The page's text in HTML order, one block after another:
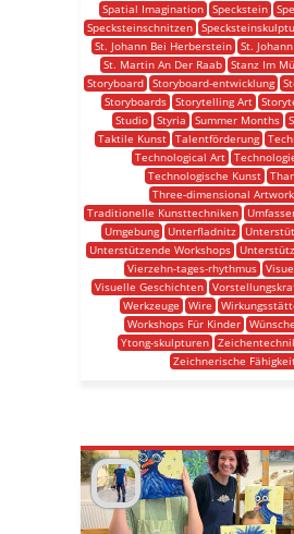
Spatial Imagination
Speckstein
Specksteinschnitzen
St. Johann Bei Herberstein
St.
St. Martin An Der Raab Stanz Im
Storyboard
Storyboard-entwicklung
Storyboards Storytelling Art
Studio
Styria Summer Months
Taktile Kunst Talentförderung
Technological Art
Technologische Kunst
Three-dimensional
Traditionelle Kunsttechniken
Umgebung
Unterfladnitz
Unterstützende Workshops
Vierzehn-tages-rhythmus
Visuelle Geschichten
Werkzeuge
Wire
Workshops Für Kinder
Ytong-skulpturen
Zeichnerische